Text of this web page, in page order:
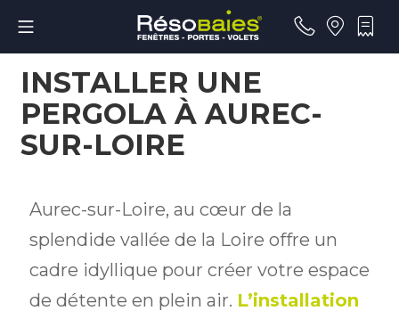
INSTALLER UNE
PERGOLA À AUREC-
SUR-LOIRE
Aurec-sur-Loire, au cœur de la
splendide vallée de la Loire offre un
cadre idyllique pour créer votre espace
de détente en plein air. L’installation